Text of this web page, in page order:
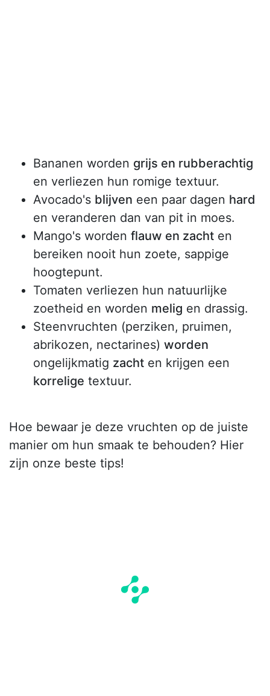
Bananen worden grijs en rubberachtig
en verliezen hun romige textuur.
Avocado's blijven een paar dagen hard
en veranderen dan van pit in moes.
Mango's worden flauw en zacht en
bereiken nooit hun zoete, sappige
hoogtepunt.
Tomaten verliezen hun natuurlijke
zoetheid en worden melig en drassig.
Steenvruchten (perziken, pruimen,
abrikozen, nectarines) worden
ongelijkmatig zacht en krijgen een
korrelige textuur.
Hoe bewaar je deze vruchten op de juiste
manier om hun smaak te behouden? Hier
zijn onze beste tips!